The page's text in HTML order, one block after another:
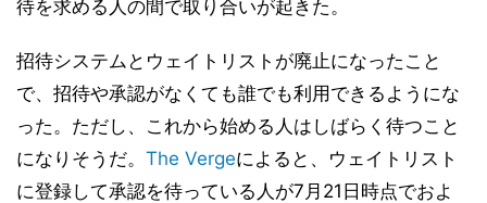
待を求める人の間で取り合いが起きた。
招待システムとウェイトリストが廃止になったこと
で、招待や承認がなくても誰でも利用できるようにな
った。ただし、これから始める人はしばらく待つこと
になりそうだ。 The Vergeによると、ウェイトリスト
に登録して承認を待っている人が7月21日時点でおよ